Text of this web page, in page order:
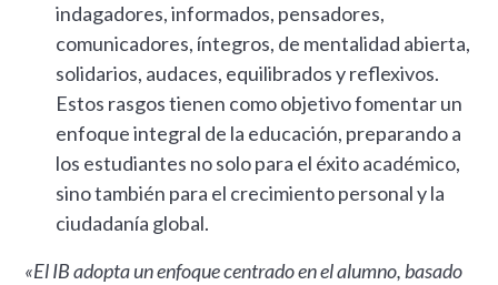
indagadores, informados, pensadores,
comunicadores, íntegros, de mentalidad abierta,
solidarios, audaces, equilibrados y reflexivos.
Estos rasgos tienen como objetivo fomentar un
enfoque integral de la educación, preparando a
los estudiantes no solo para el éxito académico,
sino también para el crecimiento personal y la
ciudadanía global.
«El IB adopta un enfoque centrado en el alumno, basado